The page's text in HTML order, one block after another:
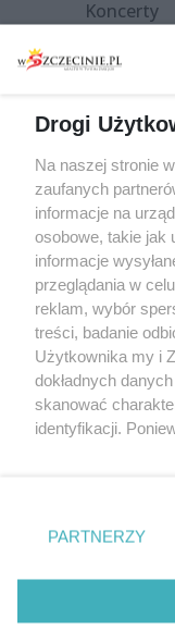
Koncerty
Spacery i
targi
Wernisaże
Więcej
Partnerzy
Praca
©
Drogi
Na naszej stronie
zaufanych
informacje na
osobowe, takie jak
informacje
przeglądania w
reklam, wybór
treści, badanie
Użytkownika my i
dokładnych
skanować
identyfikacji.
prywatności
. Niektóre
takiemu
zastosowania tylko
PARTNERZY